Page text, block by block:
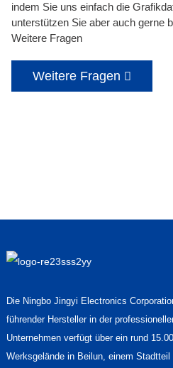
indem Sie uns einfach die
unterstützen Sie aber auch gerne
Weitere Fragen
Weitere Fragen
Die Ningbo Jingyi Electronics
führender Hersteller in der
Unternehmen verfügt über ein rund
Werksgelände in Beilun, einem